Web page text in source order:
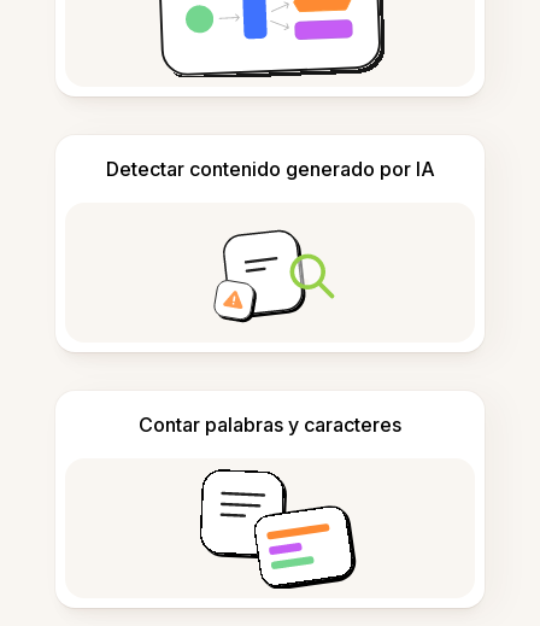
Detectar contenido generado por IA
Contar palabras y caracteres